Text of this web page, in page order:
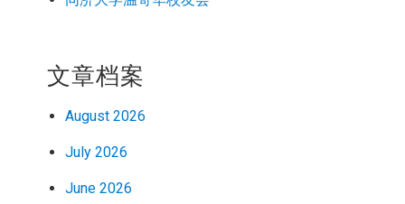
文章档案
August 2026
July 2026
June 2026